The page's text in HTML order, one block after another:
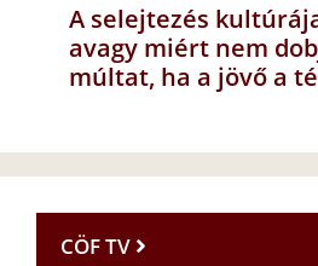
A selejtezés
avagy miért nem
múltat, ha a jövő a
CÖF TV